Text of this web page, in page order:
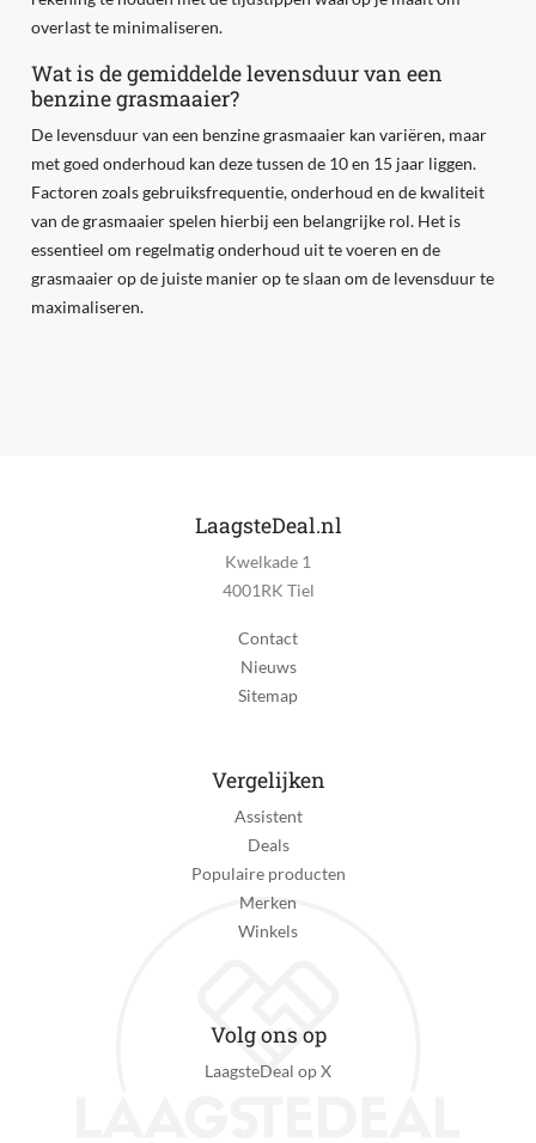
overlast te minimaliseren.
Wat is de gemiddelde levensduur van een
benzine grasmaaier?
De levensduur van een benzine grasmaaier kan variëren, maar
met goed onderhoud kan deze tussen de 10 en 15 jaar liggen.
Factoren zoals gebruiksfrequentie, onderhoud en de kwaliteit
van de grasmaaier spelen hierbij een belangrijke rol. Het is
essentieel om regelmatig onderhoud uit te voeren en de
grasmaaier op de juiste manier op te slaan om de levensduur te
maximaliseren.
LaagsteDeal.nl
Kwelkade 1
4001RK Tiel
Contact
Nieuws
Sitemap
Vergelijken
Assistent
Deals
Populaire producten
Merken
Winkels
Volg ons op
LaagsteDeal op X